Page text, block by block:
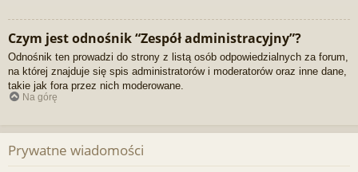
Czym jest odnośnik “Zespół administracyjny”?
Odnośnik ten prowadzi do strony z listą osób odpowiedzialnych za forum,
na której znajduje się spis administratorów i moderatorów oraz inne dane,
takie jak fora przez nich moderowane.
Na górę
Prywatne wiadomości